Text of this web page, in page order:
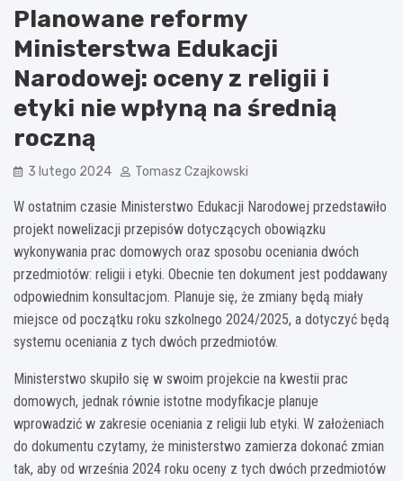
Planowane reformy
Ministerstwa Edukacji
Narodowej: oceny z religii i
etyki nie wpłyną na średnią
roczną
3 lutego 2024 Tomasz Czajkowski
W ostatnim czasie Ministerstwo Edukacji Narodowej przedstawiło
projekt nowelizacji przepisów dotyczących obowiązku
wykonywania prac domowych oraz sposobu oceniania dwóch
przedmiotów: religii i etyki. Obecnie ten dokument jest poddawany
odpowiednim konsultacjom. Planuje się, że zmiany będą miały
miejsce od początku roku szkolnego 2024/2025, a dotyczyć będą
systemu oceniania z tych dwóch przedmiotów.
Ministerstwo skupiło się w swoim projekcie na kwestii prac
domowych, jednak równie istotne modyfikacje planuje
wprowadzić w zakresie oceniania z religii lub etyki. W założeniach
do dokumentu czytamy, że ministerstwo zamierza dokonać zmian
tak, aby od września 2024 roku oceny z tych dwóch przedmiotów